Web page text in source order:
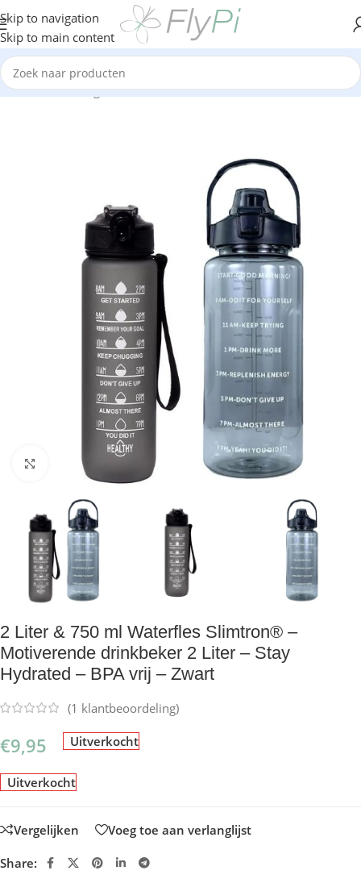
Skip to navigation
Skip to main content
Home/Geen categorie
Klik om te vergroten
2 Liter & 750 ml Waterfles Slimtron® –
Motiverende drinkbeker 2 Liter – Stay
Hydrated – BPA vrij – Zwart
(1 klantbeoordeling)
€9,95 Uitverkocht
Uitverkocht
Vergelijken Voeg toe aan verlanglijst
Share: